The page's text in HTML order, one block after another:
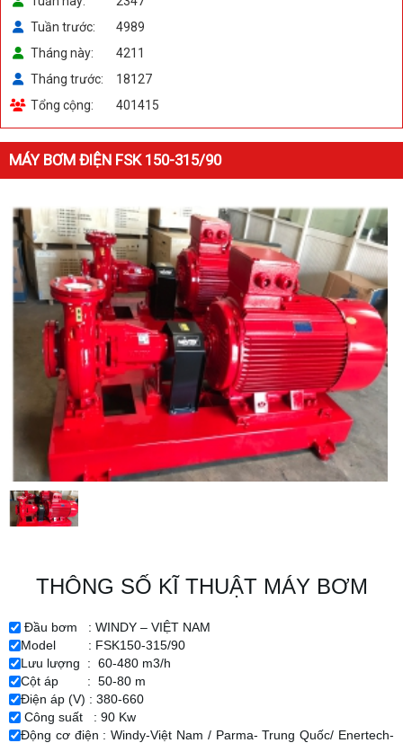
Tuần trước
4989
Tháng này
4211
Tháng trước
18127
Tổng cộng
401415
MÁY BƠM ĐIỆN FSK 150-315/90
THÔNG SỐ KĨ THUẬT MÁY BƠM
Đầu bơm : WINDY – VIỆT NAM
Model : FSK150-315/90
Lưu lượng : 60-480 m3/h
Cột áp : 50-80 m
Điện áp (V) : 380-660
Công suất : 90 Kw
Động cơ điện : Windy-Việt Nam / Parma- Trung Quốc/ Enertech-